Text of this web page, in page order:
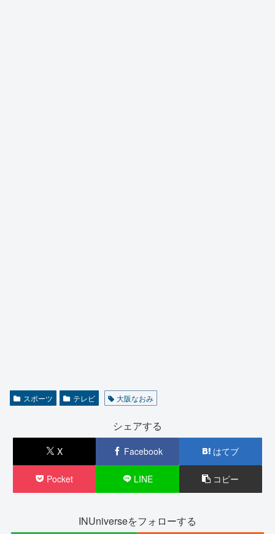
スポーツ テレビ 大阪なおみ
シェアする
X Facebook はてブ
Pocket LINE コピー
INUniverseをフォローする